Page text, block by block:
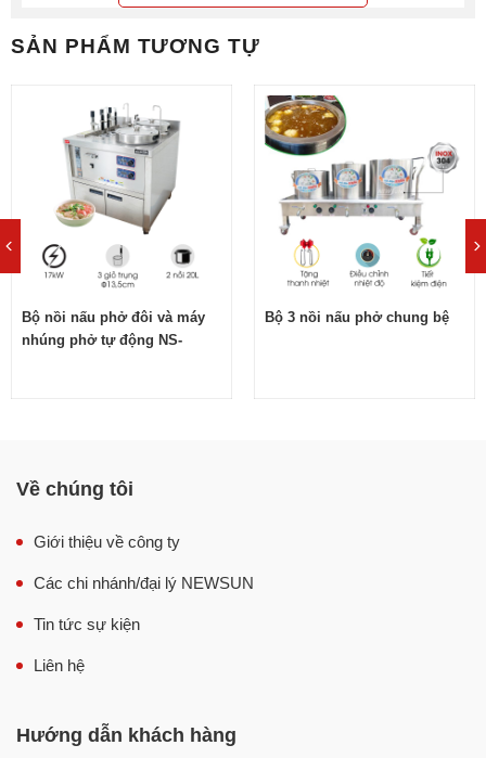
Bộ nồi nấu phở đôi 30-100L thiết kế gồm: 1 nồi nấu phở
30 lít, 1 nồi nấu phở 80 lít, bệ đỡ chung, hệ điều khiển
liền nồi (hoặc tủ điện rời tùy chọn).
Cấu tạo bộ nồi nấu phở đôi 30-80L
Thiết kế tối ưu, bền đẹp
304 cao cấp với độ dày 0,8mm, vượt trội hơn so với các
0,5-0,6mm. Vì thế bộ nồi nấu phở đôi NEWSUN được
SẢN PHẨM TƯƠNG TỰ
Bộ nồi nấu phở đôi và máy
nhúng phở tự động NS-
Bộ 3 nồi nấu phở chung bệ
Về chúng tôi
Giới thiệu về công ty
Các chi nhánh/đại lý NEWSUN
Tin tức sự kiện
Liên hệ
Hướng dẫn khách hàng